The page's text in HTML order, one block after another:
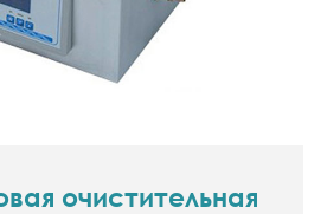
очистительная